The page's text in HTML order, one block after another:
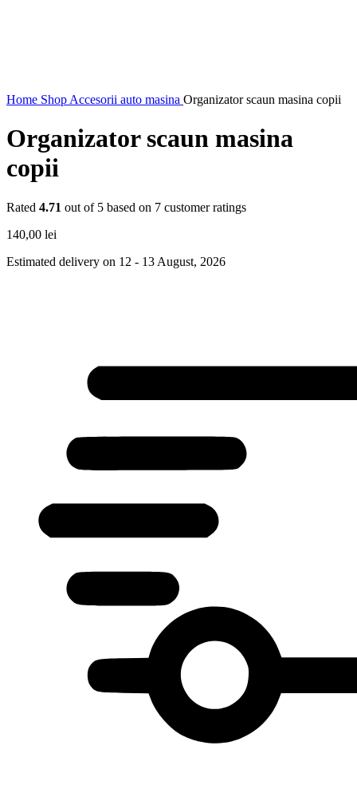
Home Shop Accesorii auto masina Organizator scaun masina copii
Organizator scaun masina
copii
Rated 4.71 out of 5 based on 7 customer ratings
140,00 lei
Estimated delivery on 12 - 13 August, 2026